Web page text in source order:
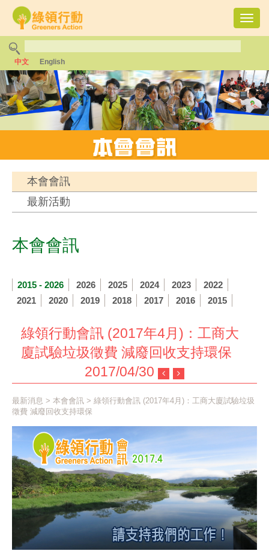
中文 English
本會會訊
最新活動
本會會訊
2015 - 2026 2026 2025 2024 2023
2022
2021
2020 2019 2018 2017 2016 2015
綠領行動會訊 (2017年4月)：工商大
廈試驗垃圾徵費 減廢回收支持環保
2017/04/30
最新消息 > 本會會訊 > 綠領行動會訊 (2017年4月)：工商大廈試驗垃圾
徵費 減廢回收支持環保